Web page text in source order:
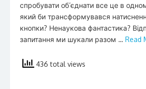
спробувати об’єднати все це в
який би трансформувався
кнопки? Ненаукова фантастика?
запитання ми шукали разом … Read
436 total views